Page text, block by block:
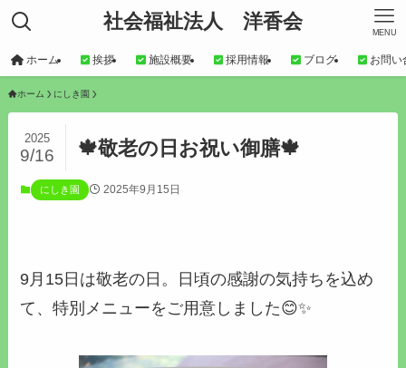
社会福祉法人 洋香会 MENU
ホーム 挨拶 施設概要 採用情報 ブログ お問い
ホーム にしき園
🍁敬老の日お祝い御膳🍁
2025
9/16
にしき園 2025年9月15日
9月15日は敬老の日。日頃の感謝の気持ちを込め
て、特別メニューをご用意しました😊✨